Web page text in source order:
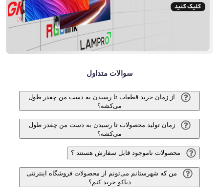
سوالات متداول
از زمان خرید قطعات تا رسیدن به دست من چقدر طول
می‌کشه؟
زمان تولید محصولات تا رسیدن به دست من چقدر طول
می‌کشه؟
من که شهرستانم می‌تونم از محصولات فروشگاه اینترنتی
دیاکو خرید کنم؟